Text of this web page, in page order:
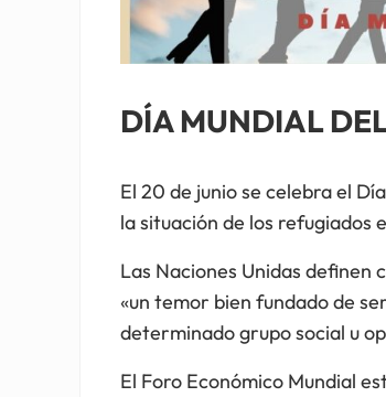
DÍA MUNDIAL
El 20 de junio se celebra el
la situación de los refugiados
Las Naciones Unidas definen
«un temor bien fundado de
determinado grupo social u
El Foro Económico Mundial